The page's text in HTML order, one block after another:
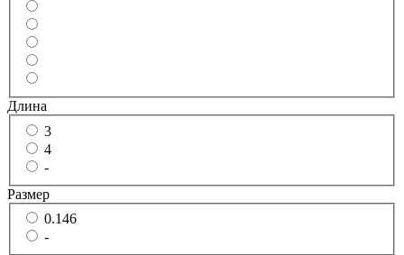
Длина
3
4
-
Размер
0.146
-